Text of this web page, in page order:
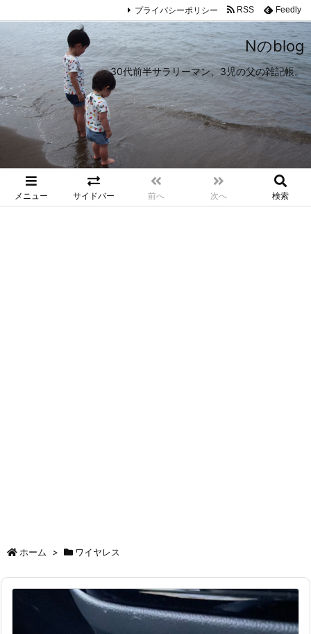
Nのblog
30代前半サラリーマン、3児の父の雑記帳。
メニュー サイドバー 前へ 次へ 検索
プライバシーポリシー RSS Feedly
ホーム > ワイヤレス